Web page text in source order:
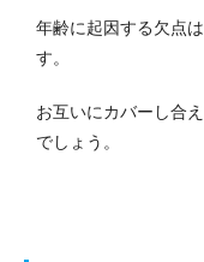
年齢に起因する欠点
す。
お互いにカバーし合
でしょう。